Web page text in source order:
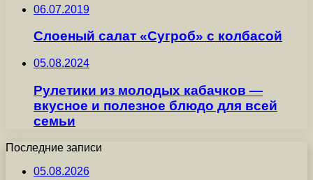
06.07.2019
Слоеный салат «Сугроб» с колбасой
05.08.2024
Рулетики из молодых кабачков —
вкусное и полезное блюдо для всей
семьи
Последние записи
05.08.2026